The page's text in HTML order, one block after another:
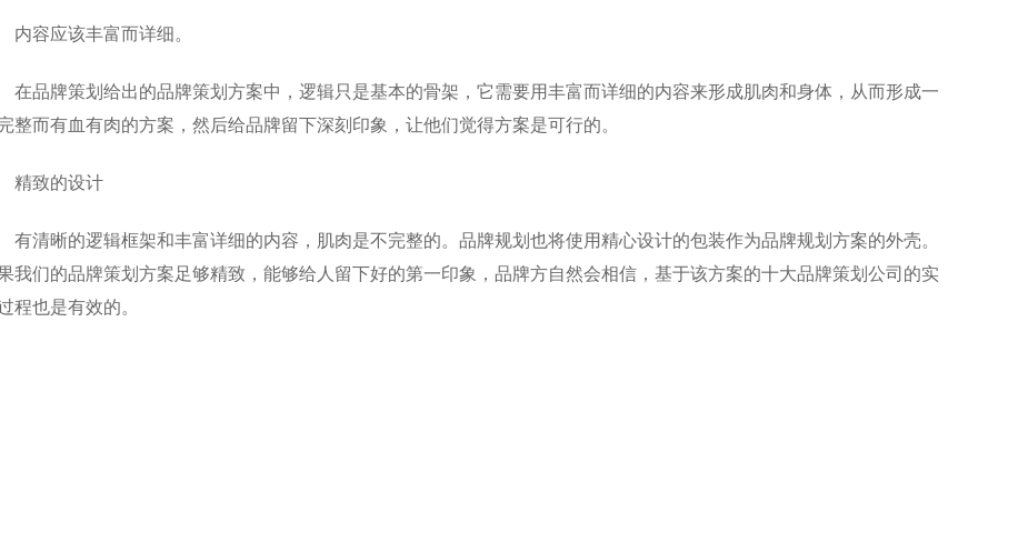
内容应该丰富而详细。
在品牌策划给出的品牌策划方案中，逻辑只是基本的骨架，它需要用丰富而详细的内容来形成肌肉和身体，从而形成一
整而有血有肉的方案，然后给品牌留下深刻印象，让他们觉得方案是可行的。
精致的设计
有清晰的逻辑框架和丰富详细的内容，肌肉是不完整的。品牌规划也将使用精心设计的包装作为品牌规划方案的外壳。
我们的品牌策划方案足够精致，能够给人留下好的第一印象，品牌方自然会相信，基于该方案的十大品牌策划公司的实
程也是有效的。